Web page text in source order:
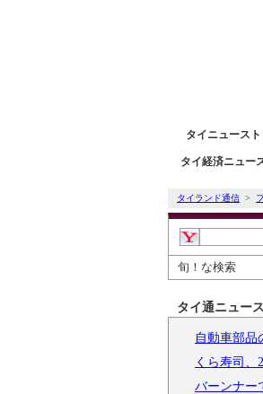
タイニュース
タイ経済ニュー
タイランド通信 >
旬！な検索
タイ通ニュー
自動車部品
くら寿司
バーンナー